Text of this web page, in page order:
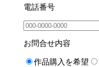
電話番号
お問合せ内容
作品購入を希望